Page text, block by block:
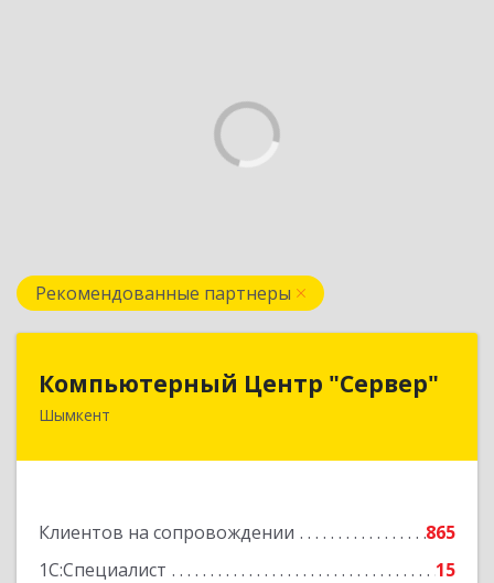
Рекомендованные партнеры
Компьютерный Центр "Сервер"
Шымкент
Клиентов на сопровождении
865
1С:Специалист
15
Компьютерный Центр "Сервер"
Казахстан, 160000, г. Шымкент, ул. Казыбек-Би,